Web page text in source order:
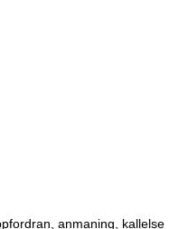
anmaning, kallelse